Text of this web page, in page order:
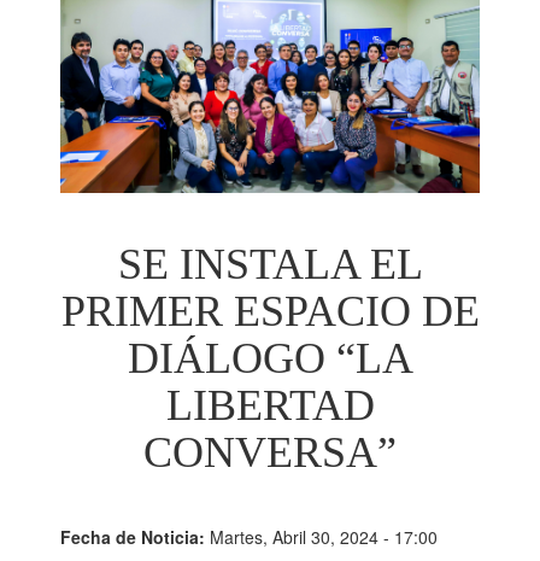
SE INSTALA EL
PRIMER ESPACIO DE
DIÁLOGO “LA
LIBERTAD
CONVERSA”
Fecha de Noticia: Martes, Abril 30, 2024 - 17:00